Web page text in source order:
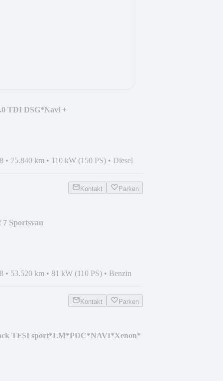
TDI DSG*Navi +
• 75.840 km • 110 kW (150 PS) • Diesel
Kontakt Parken
7 Sportsvan
• 53.520 km • 81 kW (110 PS) • Benzin
Kontakt Parken
TFSI sport*LM*PDC*NAVI*Xenon*